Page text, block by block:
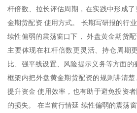
杆倍数、拉长评估周期，在实践中形成
金期货配资 使用方式。 长期写研报的行
续性偏弱的震荡窗口下， 外盘黄金期货
主要体现在杠杆倍数更灵活、持仓周期
比、强平线设置、风险提示义务等方面
框架内把外盘黄金期货配资的规则讲清
提升资金 使用效率，也有助于避免投资
的损失。 在当前行情延 续性偏弱的震荡